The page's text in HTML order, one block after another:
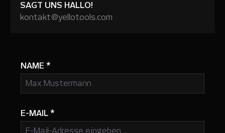
SAGT UNS HALLO!
kontakt@yellotools.com
NAME *
E-MAIL *